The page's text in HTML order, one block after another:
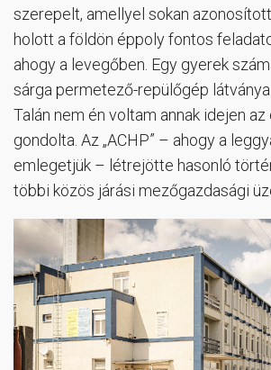
szerepelt, amellyel sokan
holott a földön éppoly fontos
ahogy a levegőben. Egy gyerek
sárga permetező-repülőgép
Talán nem én voltam annak idejen
gondolta. Az „ACHP” – ahogy a
emlegetjük – létrejötte hasonló
többi közös járási mezőgazdasági